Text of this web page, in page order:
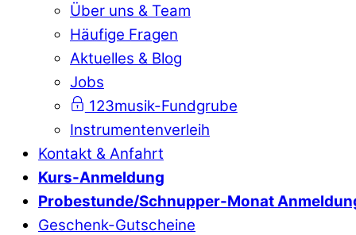
Über uns & Team
Häufige Fragen
Aktuelles & Blog
Jobs
123musik-Fundgrube
Instrumentenverleih
Kontakt & Anfahrt
Kurs-Anmeldung
Probestunde/Schnupper-Monat
Geschenk-Gutscheine